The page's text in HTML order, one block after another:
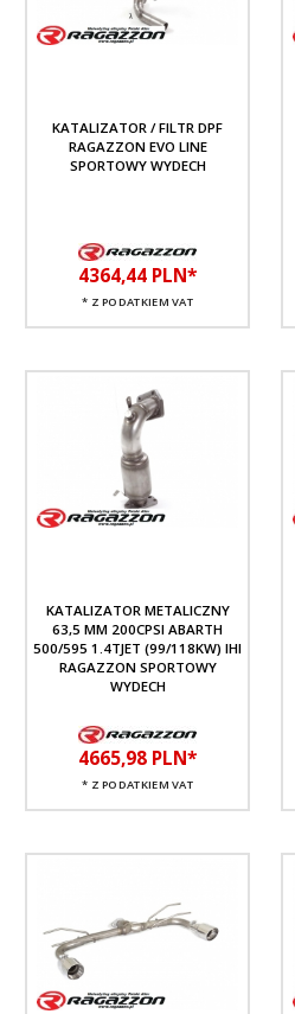
KATALIZATOR / FILTR DPF
RAGAZZON EVO LINE
SPORTOWY WYDECH
4364,44 PLN*
* Z PODATKIEM VAT
KATALIZATOR METALICZNY
63,5 MM 200CPSI ABARTH
500/595 1.4TJET (99/118KW) IHI
RAGAZZON SPORTOWY
WYDECH
4665,98 PLN*
* Z PODATKIEM VAT